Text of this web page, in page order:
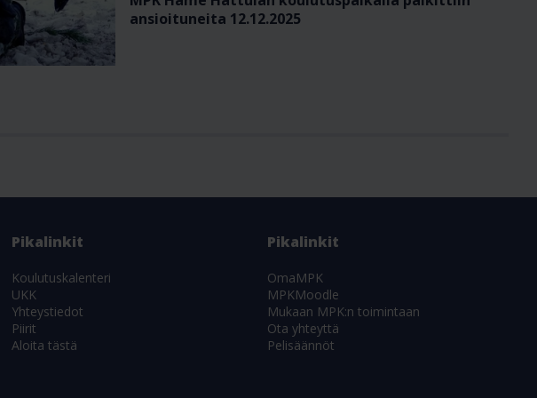
ansioituneita 12.12.2025
Pikalinkit
Koulutuskalenteri
UKK
Yhteystiedot
Piirit
Aloita tästä
Pikalinkit
OmaMPK
MPKMoodle
Mukaan MPK:n toimintaan
Ota yhteyttä
Pelisäännöt